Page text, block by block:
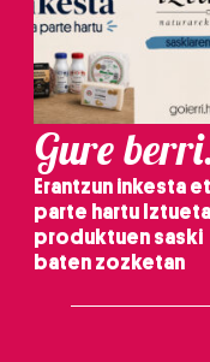
Gure
Erantzun inkesta
parte hartu
produktuen saski
baten zozketan